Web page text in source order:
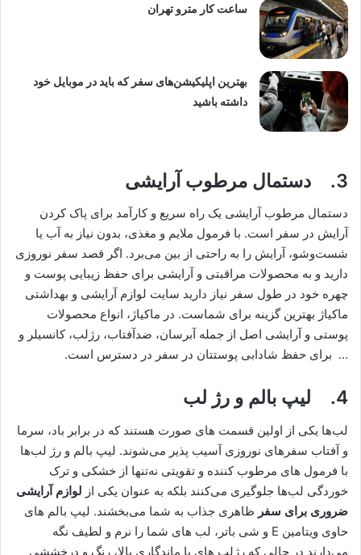
ساعت کار مترو تهران
بهترین اپلیکیشن‌های سفر که باید در موبایل خود
داشته باشید
3. دستمال مرطوب آرایشی
دستمال مرطوب آرایشی یک راه سریع و کارآمد برای پاک کردن
آرایش در سفر است. با فرمول ملایم و مغذی، بدون نیاز به آب یا
شست‌وشو، آرایش را به راحتی از بین می‌برد. اگر قصد سفر نوروزی
دارید و به محصولات مراقبتی و آرایشی برای حفظ زیبایی پوست و
چهره خود در طول سفر نیاز دارید سایت لوازم آرایشی و بهداشتی
ماکیاژ بهترین گزینه برای شماست. در ماکیاژ، انواع محصولات
پوستی و آرایشی اصل از جمله آبرسان، ضدآفتاب، رژلب، کانسیلر و
… برای حفظ شادابی پوستتان در سفر در دسترس است.
4. لیپ بالم و رژ لب
لب‌ها یکی از اولین قسمت‌ های صورت هستند که در برابر باد، سرما
و آفتاب سفرهای نوروزی آسیب ‌پذیر می‌شوند. لیپ بالم و رژ لب‌ها
با فرمول ‌های مرطوب‌ کننده و تقویتی نه‌تنها از خشکی و ترک‌
خوردگی لب‌ها جلوگیری می‌کنند بلکه به عنوان یکی از لوازم آرایشی
ضروری برای سفر ظاهری جذاب به شما می‌بخشند. لیپ ‌بالم ‌های
حاوی ویتامین E و شی باتر، لب ‌های شما را نرم و لطیف نگه
می‌دارند در حالی که رژلب‌ های با ماندگاری بالا، رنگ و درخششی